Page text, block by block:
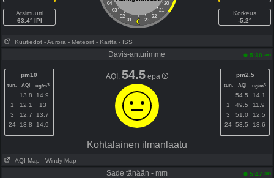
Atsimuutti
63.4° IPI
04
20
03
21
02
22
01 23
Korkeus
-5.2°
Kuutiedot - Aurora - Meteorit - Kartta - ISS
Davis-anturimme 5:30 am
pm10
tun. AQI ug/m3
13.8
14.9
1
12.1
13
3
12.7
13.7
24
13.8 14.9
AQI: 54.5 epa pm2.5
tun. AQI ug/m3
54.5
14.1
1
49.5
11.9
3
51.0
12.5
24 53.5 13.6
Kohtalainen ilmanlaatu
AQI Map - Windy Map
Sade tänään - mm 5:47 am